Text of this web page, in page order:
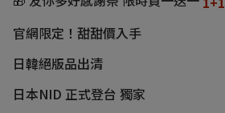
官網限定！甜甜價入手
日韓絕版品出清
日本NID 正式登台 獨家